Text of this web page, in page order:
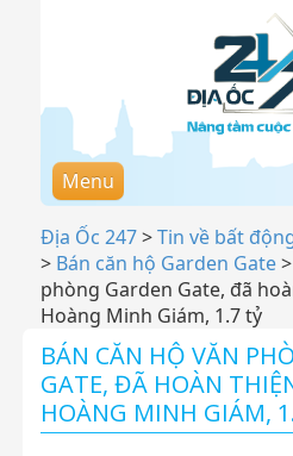
Menu
Địa Ốc 247>Tin về bất
> Bán căn hộ Garden Gate>
phòng Garden Gate, đã
Hoàng Minh Giám, 1.7 tỷ
BÁN CĂN HỘ VĂN
GATE, ĐÃ HOÀN
HOÀNG MINH GIÁM,